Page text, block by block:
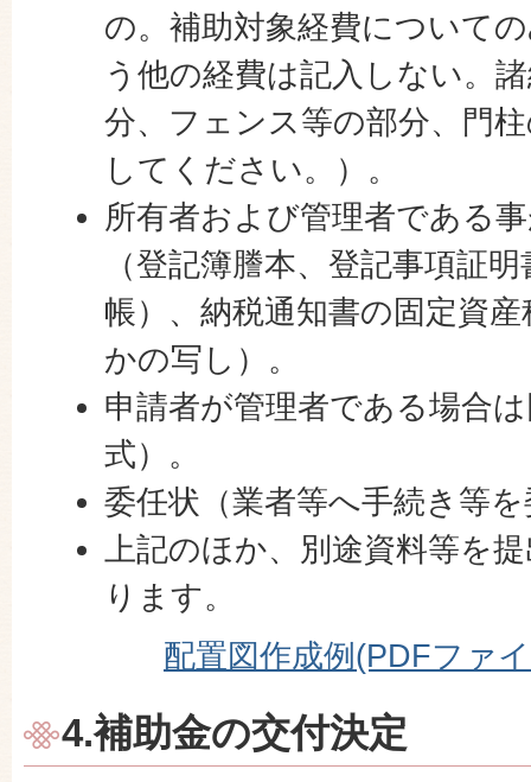
の。補助対象経費について
う他の経費は記入しない。
分、フェンス等の部分、門
してください。）。
所有者および管理者である
（登記簿謄本、登記事項証
帳）、納税通知書の固定資
かの写し）。
申請者が管理者である場合
式）。
委任状（業者等へ手続き等
上記のほか、別途資料等を
ります。
配置図作成例(PDFファ
4.補助金の交付決定